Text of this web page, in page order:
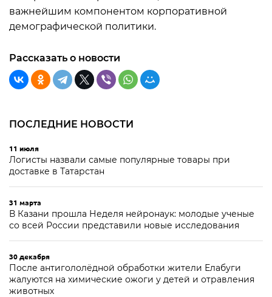
важнейшим компонентом корпоративной
демографической политики.
Рассказать о новости
ПОСЛЕДНИЕ НОВОСТИ
11 июля
Логисты назвали самые популярные товары при
доставке в Татарстан
31 марта
В Казани прошла Неделя нейронаук: молодые ученые
со всей России представили новые исследования
30 декабря
После антигололёдной обработки жители Елабуги
жалуются на химические ожоги у детей и отравления
животных